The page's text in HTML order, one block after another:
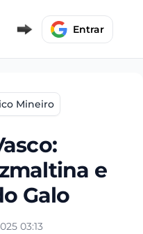
Entrar
Mineiro
e
Galo
03:13